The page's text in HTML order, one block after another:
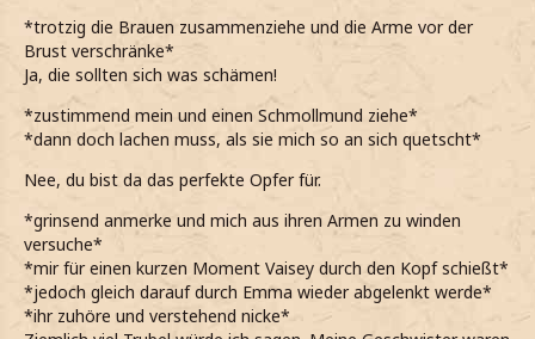
*trotzig die Brauen zusammenziehe und die Arme vor der
Brust verschränke*
Ja, die sollten sich was schämen!
*zustimmend mein und einen Schmollmund ziehe*
*dann doch lachen muss, als sie mich so an sich quetscht*
Nee, du bist da das perfekte Opfer für.
*grinsend anmerke und mich aus ihren Armen zu winden
versuche*
*mir für einen kurzen Moment Vaisey durch den Kopf schießt*
*jedoch gleich darauf durch Emma wieder abgelenkt werde*
*ihr zuhöre und verstehend nicke*